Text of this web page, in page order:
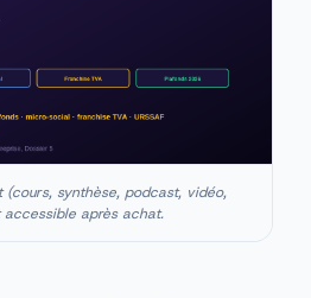
(cours, synthèse, podcast, vidéo,
accessible après achat.